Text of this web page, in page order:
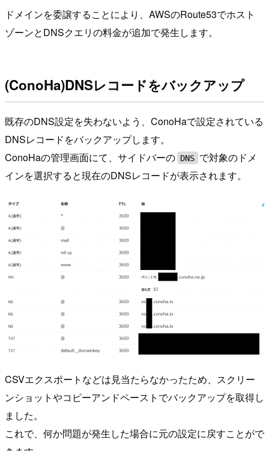
ドメインを委譲することにより、AWSのRoute53でホスト
ゾーンとDNSクエリの料金が追加で発生します。
(ConoHa)DNSレコードをバックアップ
既存のDNS設定を失わないよう、ConoHaで設定されている
DNSレコードをバックアップします。
ConoHaの管理画面にて、サイドバーの DNS で対象のドメ
インを選択すると現在のDNSレコードが表示されます。
CSVエクスポートなどは見当たらなかったため、スクリー
ンショットやコピーアンドペーストでバックアップを取得し
ました。
これで、何か問題が発生した場合に元の設定に戻すことがで